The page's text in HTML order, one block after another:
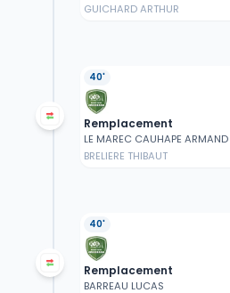
GUICHARD ARTHUR
40'
Remplacement
LE MAREC CAUHAPE ARMAND
BRELIERE THIBAUT
40'
Remplacement
BARREAU LUCAS